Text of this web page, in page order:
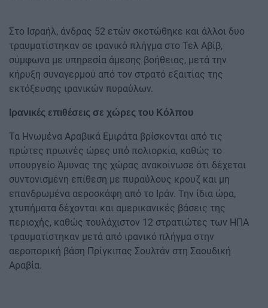
Στο Ισραήλ, άνδρας 52 ετών σκοτώθηκε και άλλοι δυο
τραυματίστηκαν σε ιρανικό πλήγμα στο Τελ Αβίβ,
σύμφωνα με υπηρεσία άμεσης βοήθειας, μετά την
κήρυξη συναγερμού από τον στρατό εξαιτίας της
εκτόξευσης ιρανικών πυραύλων.
Ιρανικές επιθέσεις σε χώρες του Κόλπου
Τα Ηνωμένα Αραβικά Εμιράτα βρίσκονται από τις
πρώτες πρωινές ώρες υπό πολιορκία, καθώς το
υπουργείο Άμυνας της χώρας ανακοίνωσε ότι δέχεται
συντονισμένη επίθεση με πυραύλους κρουζ και μη
επανδρωμένα αεροσκάφη από το Ιράν. Την ίδια ώρα,
χτυπήματα δέχονται και αμερικανικές βάσεις της
περιοχής, καθώς τουλάχιστον 12 στρατιώτες των ΗΠΑ
τραυματίστηκαν μετά από ιρανικό πλήγμα στην
αεροπορική βάση Πρίγκιπας Σουλτάν στη Σαουδική
Αραβία.